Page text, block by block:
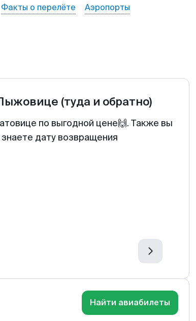
Факты о перелёте Аэропорты
(туда и обратно)
по выгодной цене🙌. Также вы
дату возвращения
Найти авиабилеты